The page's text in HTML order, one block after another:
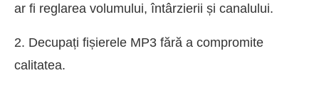
ar fi reglarea volumului, întârzierii și canalului.
2. Decupați fișierele MP3 fără a compromite
calitatea.